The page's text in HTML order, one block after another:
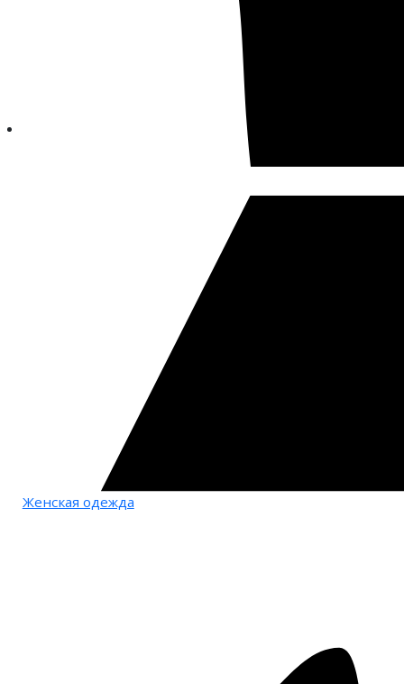
Женская одежда